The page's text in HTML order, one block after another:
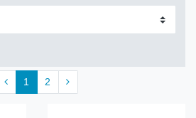
1 2